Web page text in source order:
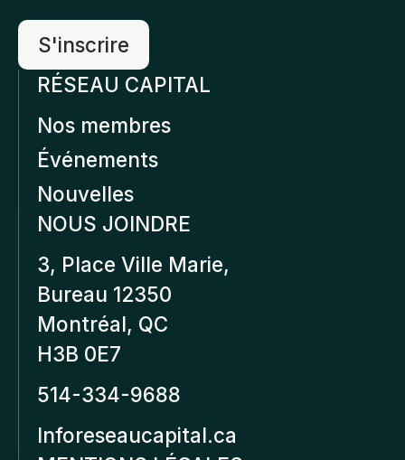
RÉSEAU CAPITAL
Nos membres
Événements
Nouvelles
NOUS JOINDRE
3, Place Ville Marie,
Bureau 12350
Montréal, QC
H3B 0E7
514-334-9688
Inforeseaucapital.ca